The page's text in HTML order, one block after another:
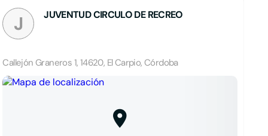
J JUVENTUD CIRCULO DE RECREO
Callejón Graneros 1, 14620, El Carpio, Córdoba